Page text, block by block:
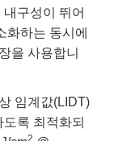
구성이 뛰어
화하는 동시에
을 사용합니
임계값(LIDT)
록 최적화되
2